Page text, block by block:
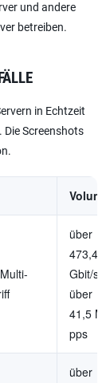
und andere
betreiben.
in Echtzeit
Screenshots
über
473,4
Gbit/s,
über
41,5
pps
über